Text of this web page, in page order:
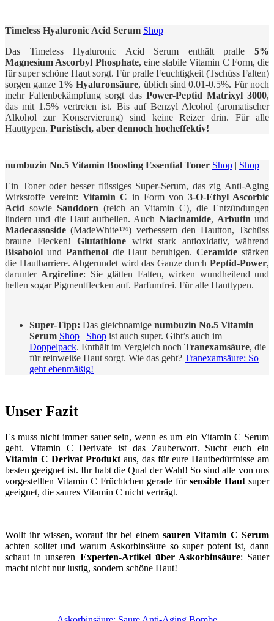
Timeless Hyaluronic Acid Serum Shop
Das Timeless Hyaluronic Acid Serum enthält pralle 5%
Magnesium Ascorbyl Phosphate, eine stabile Vitamin C Form, die
für super schöne Haut sorgt. Für pralle Feuchtigkeit (Tschüss Falten)
sorgen ganze 1% Hyaluronsäure, üblich sind 0.01-0.5%. Für noch
mehr Faltenbekämpfung sorgt das Power-Peptid Matrixyl 3000,
das mit 1.5% vertreten ist. Bis auf Benzyl Alcohol (aromatischer
Alkohol zur Konservierung) sind keine Reizer drin. Für alle
Hauttypen. Puristisch, aber dennoch hocheffektiv!
numbuzin No.5 Vitamin Boosting Essential Toner Shop | Shop
Ein Toner oder besser flüssiges Super-Serum, das zig Anti-Aging
Wirkstoffe vereint:Vitamin C in Form von 3-O-Ethyl Ascorbic
Acid sowie Sanddorn (reich an Vitamin C), die Entzündungen
lindern und die Haut aufhellen. Auch Niacinamide, Arbutin und
Madecassoside (MadeWhite™) verbessern den Hautton, Tschüss
braune Flecken! Glutathionewirkt stark antioxidativ, während
Bisabolol und Panthenoldie Haut beruhigen.Ceramide stärken
die Hautbarriere. Abgerundet wird das Ganze durch Peptid-Power,
darunter Argireline: Sie glätten Falten, wirken wundheilend und
hellen sogar Pigmentflecken auf. Parfumfrei. Für alle Hauttypen.
Super-Tipp: Das gleichnamige numbuzin No.5 Vitamin
Serum Shop | Shop ist auch super. Gibt’s auch im
Doppelpack. Enthält im Vergleich noch Tranexamsäure, die
für reinweiße Haut sorgt. Wie das geht? Tranexamsäure: So
geht ebenmäßig!
Unser Fazit
Es muss nicht immer sauer sein, wenn es um ein Vitamin C Serum
geht. Vitamin C Derivate ist das Zauberwort. Sucht euch ein
Vitamin C Derivat Produkt aus, das für eure Hautbedürfnisse am
besten geeignet ist. Ihr habt die Qual der Wahl! So sind alle von uns
vorgestellten Vitamin C Früchtchen gerade für sensible Haut super
geeignet, die saures Vitamin C nicht verträgt.
Wollt ihr wissen, worauf ihr bei einem sauren Vitamin C Serum
achten solltet und warum Askorbinsäure so super potent ist, dann
schaut in unseren Experten-Artikel über Askorbinsäure: Sauer
macht nicht nur lustig, sondern schöne Haut!